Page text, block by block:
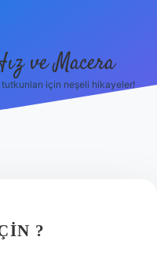
ve Macera
için neşeli hikayeler!
?